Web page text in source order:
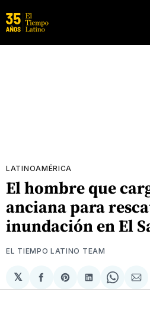
LATINOAMÉRICA
El hombre que
anciana para
inundación en El
EL TIEMPO LATINO TEAM
𝕏
Compartir
en
Share
on
Compartir
en
Share
on